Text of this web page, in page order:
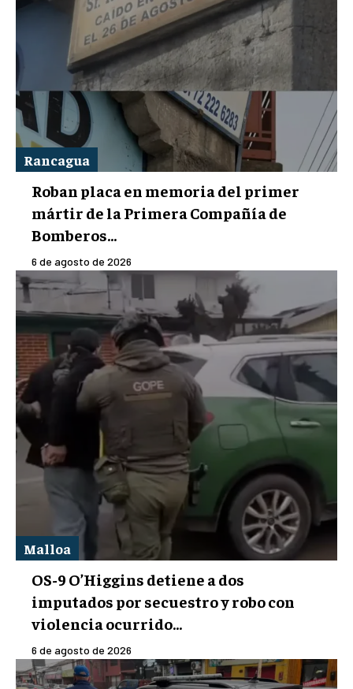
Rancagua
Roban placa en memoria del primer
mártir de la Primera Compañía de
Bomberos...
6 de agosto de 2026
Malloa
OS-9 O’Higgins detiene a dos
imputados por secuestro y robo con
violencia ocurrido...
6 de agosto de 2026